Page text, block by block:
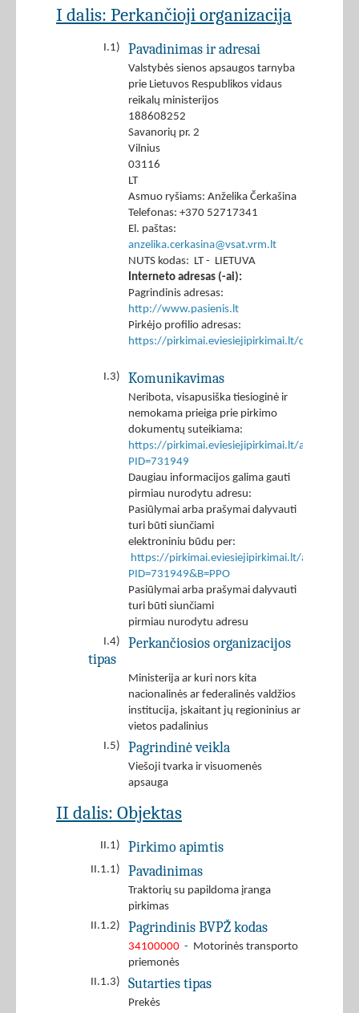
I dalis: Perkančioji organizacija
I.1) Pavadinimas ir adresai
Valstybės sienos apsaugos tarnyba
prie Lietuvos Respublikos vidaus
reikalų ministerijos
188608252
Savanorių pr. 2
Vilnius
03116
LT
Asmuo ryšiams: Anželika Čerkašina
Telefonas: +370 52717341
El. paštas:
anzelika.cerkasina@vsat.vrm.lt
NUTS kodas: LT - LIETUVA
Interneto adresas (-ai):
Pagrindinis adresas:
http://www.pasienis.lt
Pirkėjo profilio adresas:
https://pirkimai.eviesiejipirkimai.lt/ctm/
I.3) Komunikavimas
Neribota, visapusiška tiesioginė ir
nemokama prieiga prie pirkimo
dokumentų suteikiama:
https://pirkimai.eviesiejipirkimai.lt/app/rfq/
PID=731949
Daugiau informacijos galima gauti
pirmiau nurodytu adresu:
Pasiūlymai arba prašymai dalyvauti
turi būti siunčiami
elektroniniu būdu per:
https://pirkimai.eviesiejipirkimai.lt/app/rfq/
PID=731949&B=PPO
Pasiūlymai arba prašymai dalyvauti
turi būti siunčiami
pirmiau nurodytu adresu
I.4)
Perkančiosios organizacijos
tipas
Ministerija ar kuri nors kita
nacionalinės ar federalinės valdžios
institucija, įskaitant jų regioninius ar
vietos padalinius
I.5)
Pagrindinė veikla
Viešoji tvarka ir visuomenės
apsauga
II dalis: Objektas
II.1) Pirkimo apimtis
II.1.1) Pavadinimas
Traktorių su papildoma įranga
pirkimas
II.1.2)
Pagrindinis BVPŽ kodas
34100000 - Motorinės transporto
priemonės
II.1.3)
Sutarties tipas
Prekės